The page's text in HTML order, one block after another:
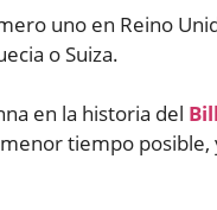
uno en Reino
o Suiza.
en la historia del
tiempo